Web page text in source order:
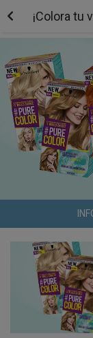
¡Colora tu